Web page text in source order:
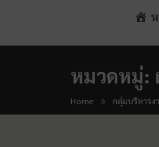
หมวดหมู่:
Home กลุ่มบริหารง